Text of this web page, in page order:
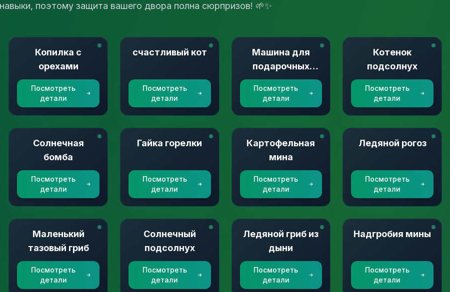
поэтому защита вашего двора полна сюрпризов! 🌱✨
Копилка с
орехами
Посмотреть
детали
счастливый кот
Посмотреть
детали
Машина для
подарочных
коробок
Посмотреть
детали
Котенок
подсолнух
Посмотреть
детали
Солнечная
бомба
Посмотреть
детали
Гайка горелки
Посмотреть
детали
Картофельная
мина
Посмотреть
детали
Ледяной рогоз
Посмотреть
детали
Маленький
тазовый гриб
Посмотреть
детали
Солнечный
подсолнух
Посмотреть
детали
Ледяной гриб из
дыни
Посмотреть
детали
Надгробия мины
Посмотреть
детали